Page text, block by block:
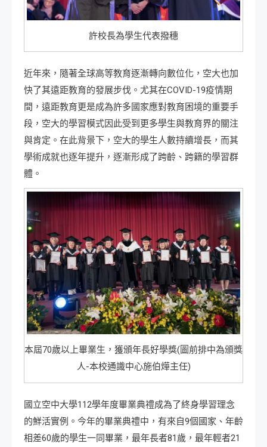
許校長為學生代表撥穗
近年來，隨著全球高等教育逐漸轉向數位化，空大也加
快了其遠距教育的發展步伐。尤其在COVID-19疫情期
間，遠距教育更是成為許多國家應對教育困境的重要手
段，空大的學習模式因此受到更多學生與教育界的關注
與肯定。在此背景下，空大的學生人數持續增長，而其
學術成就也逐年提升，逐漸形成了跨齡、跨籍的學習群
體。
本屆70歲以上畢業生，獲頒年長好學獎(圖前排中為頒獎
人-本校通識中心施伯燁主任)
國立空中大學112學年度畢業典禮成為了終身學習理念
的鮮活實例。今年的畢業典禮中，有來自9個國家、年齡
相差60歲的學生一同畢業，最年長者81歲，最年輕者21